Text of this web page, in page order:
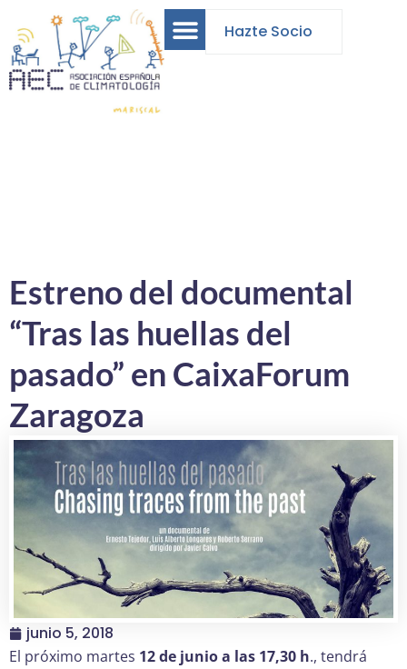
Hazte Socio
Estreno del documental
“Tras las huellas del
pasado” en CaixaForum
Zaragoza
junio 5, 2018
El próximo martes 12 de junio a las 17,30 h., tendrá